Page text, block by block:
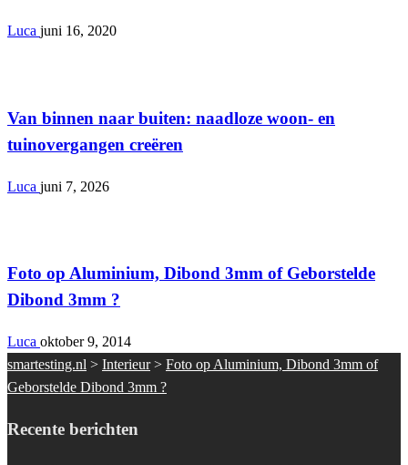
Luca juni 16, 2020
Van binnen naar buiten: naadloze woon- en
tuinovergangen creëren
Luca juni 7, 2026
Foto op Aluminium, Dibond 3mm of Geborstelde
Dibond 3mm ?
Luca oktober 9, 2014
smartesting.nl > Interieur> Foto op Aluminium, Dibond 3mm of
Geborstelde Dibond 3mm ?
Recente berichten